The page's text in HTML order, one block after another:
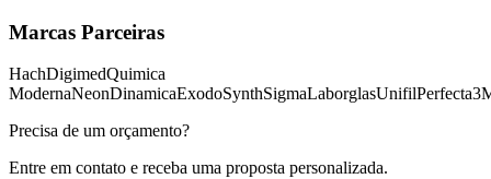
Marcas Parceiras
HachDigimedQuimica
ModernaNeonDinamicaExodoSynthSigmaLaborglasUnifilPerfecta
Precisa de um orçamento?
Entre em contato e receba uma proposta personalizada.